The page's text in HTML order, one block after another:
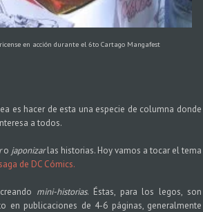
en acción durante el 6to Cartago Mangafest
es hacer de esta una especie de columna donde
a todos.
o japonizarlas historias. Hoy vamos a tocar el tema
de DC Cómics.
mini-historias. Éstas, para los legos, son
en publicaciones de 4-6 páginas, generalmente